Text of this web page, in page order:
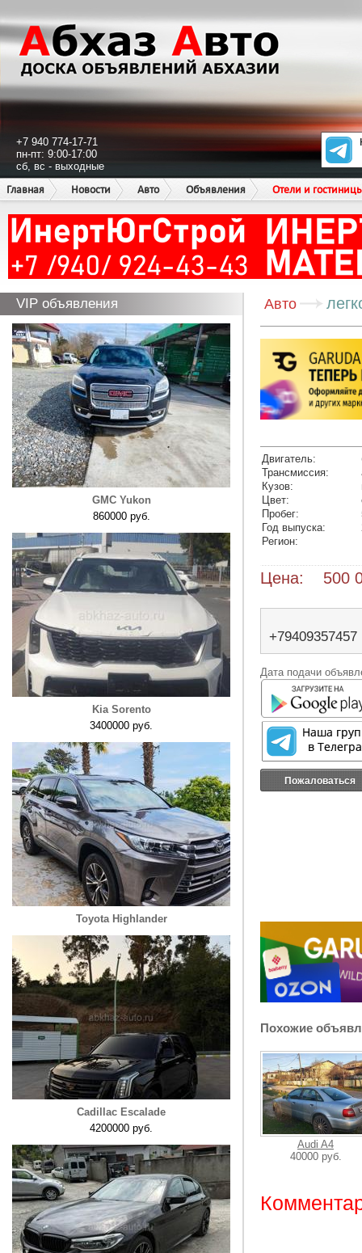
+7 940 774-17-71
пн-пт: 9:00-17:00
сб, вс - выходные
Главная
Новости Авто Объявления Отели и
VIP объявления
GMC Yukon
860000 руб.
Kia Sorento
3400000 руб.
Toyota Highlander
Cadillac Escalade
4200000 руб.
Авто
Двигатель:
Трансмиссия:
Кузов:
Цвет:
Пробег:
Год выпуска:
Регион:
Цена: 500
+79409357457
Дата подачи
Пожаловаться
Похожие
Audi A4
40000 руб.